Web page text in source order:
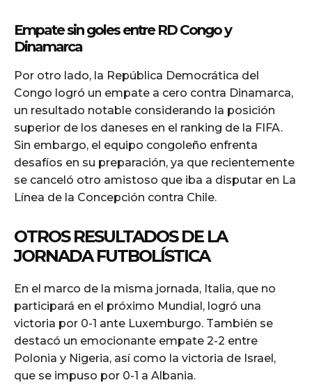
Empate sin goles entre RD Congo y
Dinamarca
Por otro lado, la República Democrática del
Congo logró un empate a cero contra Dinamarca,
un resultado notable considerando la posición
superior de los daneses en el ranking de la FIFA.
Sin embargo, el equipo congoleño enfrenta
desafíos en su preparación, ya que recientemente
se canceló otro amistoso que iba a disputar en La
Línea de la Concepción contra Chile.
OTROS RESULTADOS DE LA
JORNADA FUTBOLÍSTICA
En el marco de la misma jornada, Italia, que no
participará en el próximo Mundial, logró una
victoria por 0-1 ante Luxemburgo. También se
destacó un emocionante empate 2-2 entre
Polonia y Nigeria, así como la victoria de Israel,
que se impuso por 0-1 a Albania.